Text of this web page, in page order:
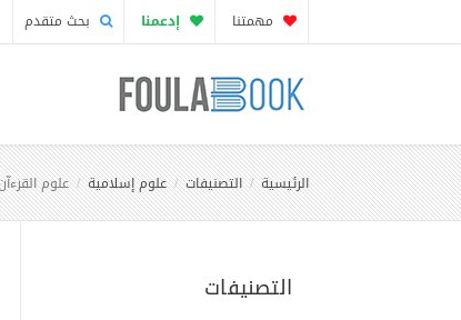
مهمتنا إدعمنا بحث متقدم
الرئيسية التصنيفات علوم إسلامية علوم
التصنيفات